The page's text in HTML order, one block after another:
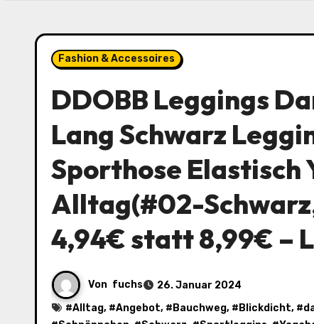
Fashion & Accessoires
DDOBB Leggings
Lang Schwarz
Sporthose Elastisch
Alltag(#02-
4,94€ statt 8,99€ –
Von fuchs
26. Januar 2024
#Alltag, #Angebot, # Bauchweg, # Blickdicht, #